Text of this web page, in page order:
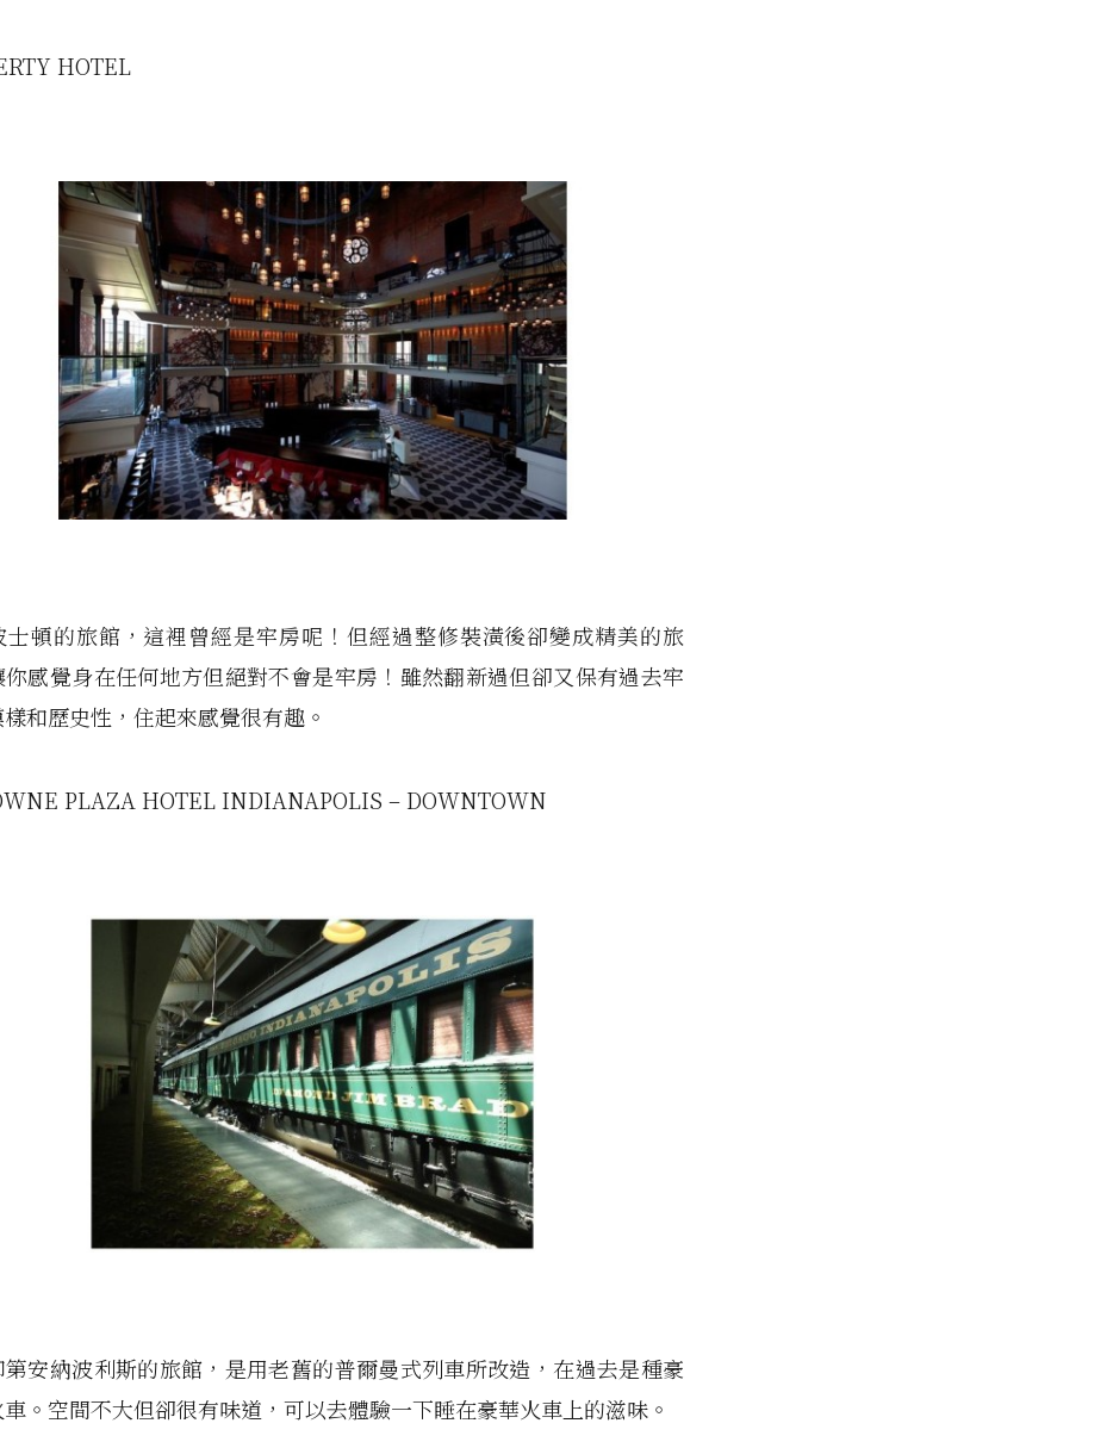
HOTEL
士頓的旅館，這裡曾經是牢房呢！但經過整修裝潢後卻變成精美的旅
你感覺身在任何地方但絕對不會是牢房！雖然翻新過但卻又保有過去牢
和歷史性，住起來感覺很有趣。
PLAZA HOTEL INDIANAPOLIS – DOWNTOWN
安納波利斯的旅館，是用老舊的普爾曼式列車所改造，在過去是種豪
。空間不大但卻很有味道，可以去體驗一下睡在豪華火車上的滋味。